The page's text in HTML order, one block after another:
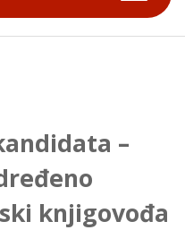
–
knjigovođa